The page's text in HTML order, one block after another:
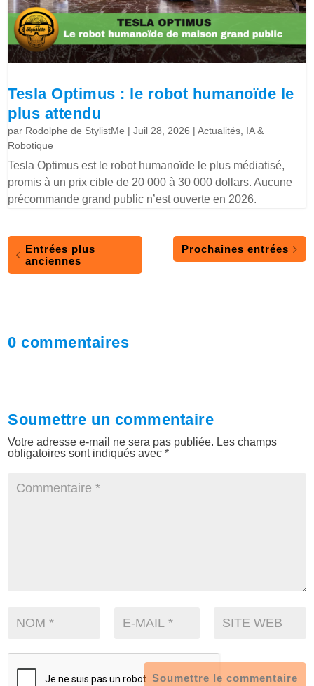
Tesla Optimus : le robot humanoïde le
plus attendu
par Rodolphe de StylistMe |Juil 28, 2026 |Actualités IA &
Robotique
Tesla Optimus est le robot humanoïde le plus médiatisé,
promis à un prix cible de 20 000 à 30 000 dollars. Aucune
précommande grand public n’est ouverte en 2026.
Entrées plus
anciennes
Prochaines entrées
0 commentaires
Soumettre un commentaire
Votre adresse e-mail ne sera pas publiée. Les champs
obligatoires sont indiqués avec*
Soumettre le commentaire